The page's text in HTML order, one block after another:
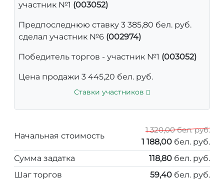
участник №1 (003052)
Предпоследнюю ставку 3 385,80 бел. руб.
сделал участник №6 (002974)
Победитель торгов - участник №1 (003052)
Цена продажи 3 445,20 бел. руб.
Ставки участников
Начальная стоимость
1 320,00 бел. руб.
1 188,00 бел. руб.
Сумма задатка
118,80 бел. руб.
Шаг торгов
59,40 бел. руб.